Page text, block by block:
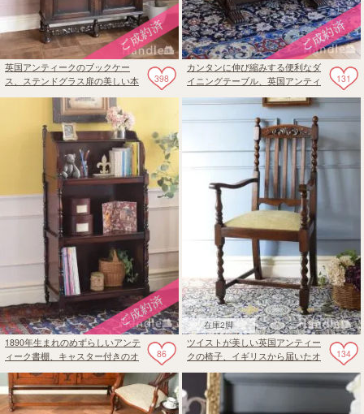
398
英国アンティークのブックケー
ス、ステンドグラス扉の美しい本
131
カンタンに伸び縮みする便利なダ
イニングテーブル、英国アンティ
ーブル
86
1890年生まれのめずらしいアンテ
ィーク書棚、キャスター付きのオ
ープンキャビネット
在庫2脚
134
ツイストが美しい英国アンティー
クの椅子、イギリスから届いたオ
ーク材のアーム付きダイニングチ